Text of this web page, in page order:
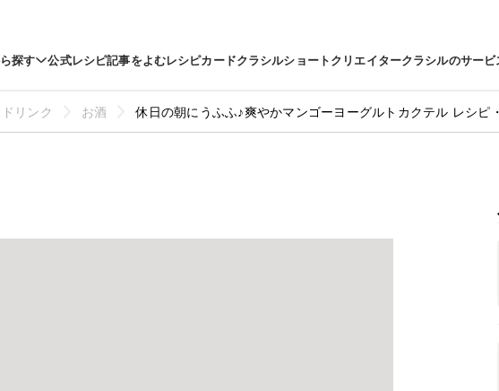
探す 公式レシピ記事をよむレシピカードクラシルショートクリエイタークラシルのサービ
ドリンク お酒 休日の朝にうふふ♪爽やかマンゴーヨーグルトカクテル レシピ